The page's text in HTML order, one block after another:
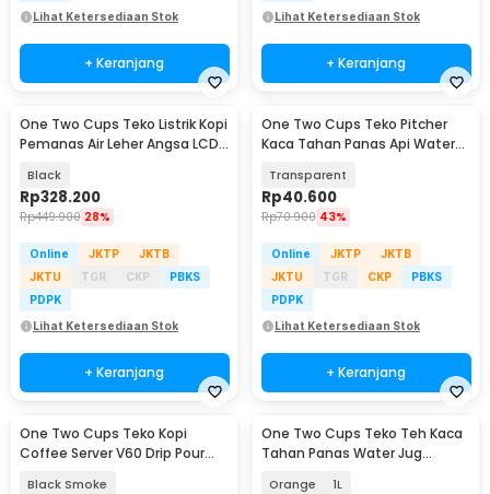
Lihat Ketersediaan Stok
+ Keranjang
Lihat Ketersediaan Stok
+ Keranjang
One Two Cups Teko Listrik Kopi
Pemanas Air Leher Angsa LCD
Black
Rp328.200
Rp449.900 28%
Online JKTP
JKTB
JKTU
TGR CKP
PBKS
PDPK
Lihat Ketersediaan Stok
+ Keranjang
One Two Cups Teko Pitcher
Kaca Tahan Panas Api Water
Transparent
Rp40.600
Rp70.900 43%
Online JKTP
JKTB
JKTU
TGR CKP
PBKS
PDPK
Lihat Ketersediaan Stok
+ Keranjang
One Two Cups Teko Kopi
Coffee Server V60 Drip Pour
Black Smoke
One Two Cups Teko Teh Kaca
Tahan Panas Water Jug
Orange 1L